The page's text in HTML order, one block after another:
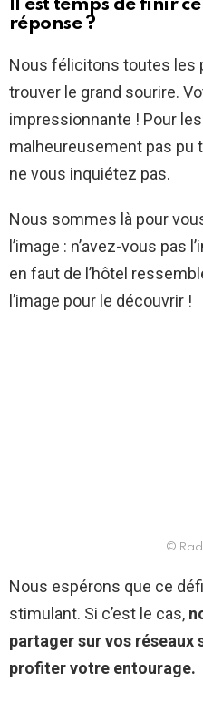
Il est temps de finir
réponse ?
Nous félicitons toutes les
trouver le grand sourire.
impressionnante ! Pour
malheureusement pas pu
ne vous inquiétez pas.
Nous sommes là pour
l’image : n’avez-vous pas
en faut de l’hôtel
l’image pour le découvrir !
©
Nous espérons que ce
stimulant. Si c’est le cas,
partager sur vos réseaux
profiter votre entourage.